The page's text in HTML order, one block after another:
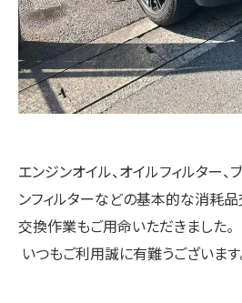
エンジンオイル、オイルフィルター、
ンフィルターなどの基本的な消耗品
交換作業もご用命いただきました。
いつもご利用誠に有難うございます